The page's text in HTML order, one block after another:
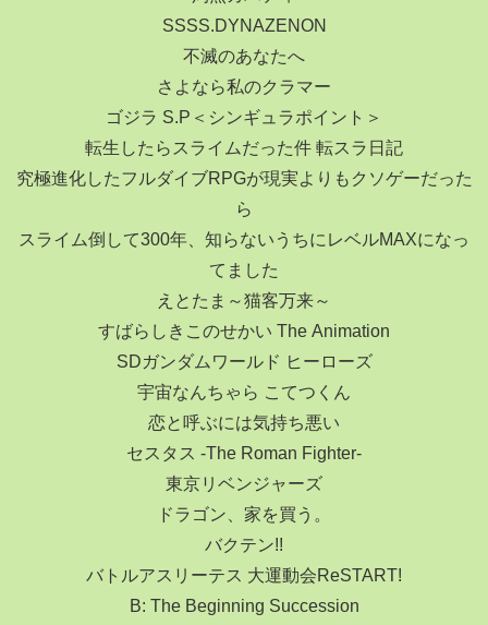
SSSS.DYNAZENON
不滅のあなたへ
さよなら私のクラマー
ゴジラ S.P＜シンギュラポイント＞
転生したらスライムだった件 転スラ日記
究極進化したフルダイブRPGが現実よりもクソゲーだった
ら
スライム倒して300年、知らないうちにレベルMAXになっ
てました
えとたま～猫客万来～
すばらしきこのせかい The Animation
SDガンダムワールド ヒーローズ
宇宙なんちゃら こてつくん
恋と呼ぶには気持ち悪い
セスタス -The Roman Fighter-
東京リベンジャーズ
ドラゴン、家を買う。
バクテン!!
バトルアスリーテス 大運動会ReSTART!
B: The Beginning Succession